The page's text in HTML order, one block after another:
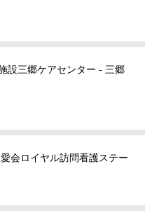
設三郷ケアセンター - 三郷
会ロイヤル訪問看護ステー